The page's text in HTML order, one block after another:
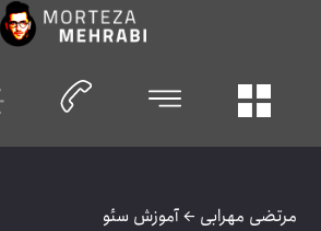
مرتضی مهرابی ←آموزش سئو